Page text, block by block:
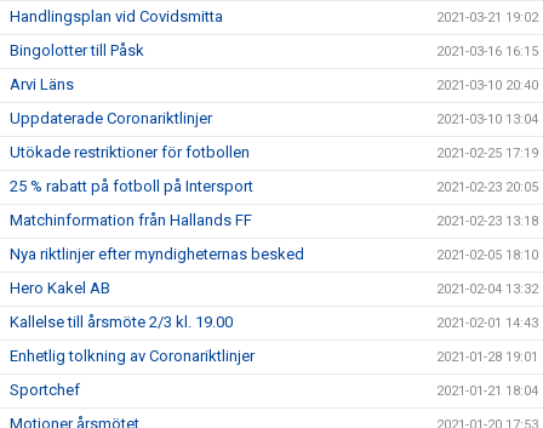
Handlingsplan vid Covidsmitta 2021-03-21 19:02
Bingolotter till Påsk 2021-03-16 16:15
Arvi Läns 2021-03-10 20:40
Uppdaterade Coronariktlinjer 2021-03-10 13:04
Utökade restriktioner för fotbollen 2021-02-25 17:19
25 % rabatt på fotboll på Intersport 2021-02-23 20:05
Matchinformation från Hallands FF 2021-02-23 13:18
Nya riktlinjer efter myndigheternas besked 2021-02-05 18:10
Hero Kakel AB 2021-02-04 13:32
Kallelse till årsmöte 2/3 kl. 19.00 2021-02-01 14:43
Enhetlig tolkning av Coronariktlinjer 2021-01-28 19:01
Sportchef 2021-01-21 18:04
Motioner årsmötet